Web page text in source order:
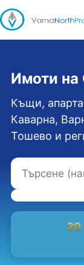
Имоти на
Къщи,
Каварна,
Тошево и
20